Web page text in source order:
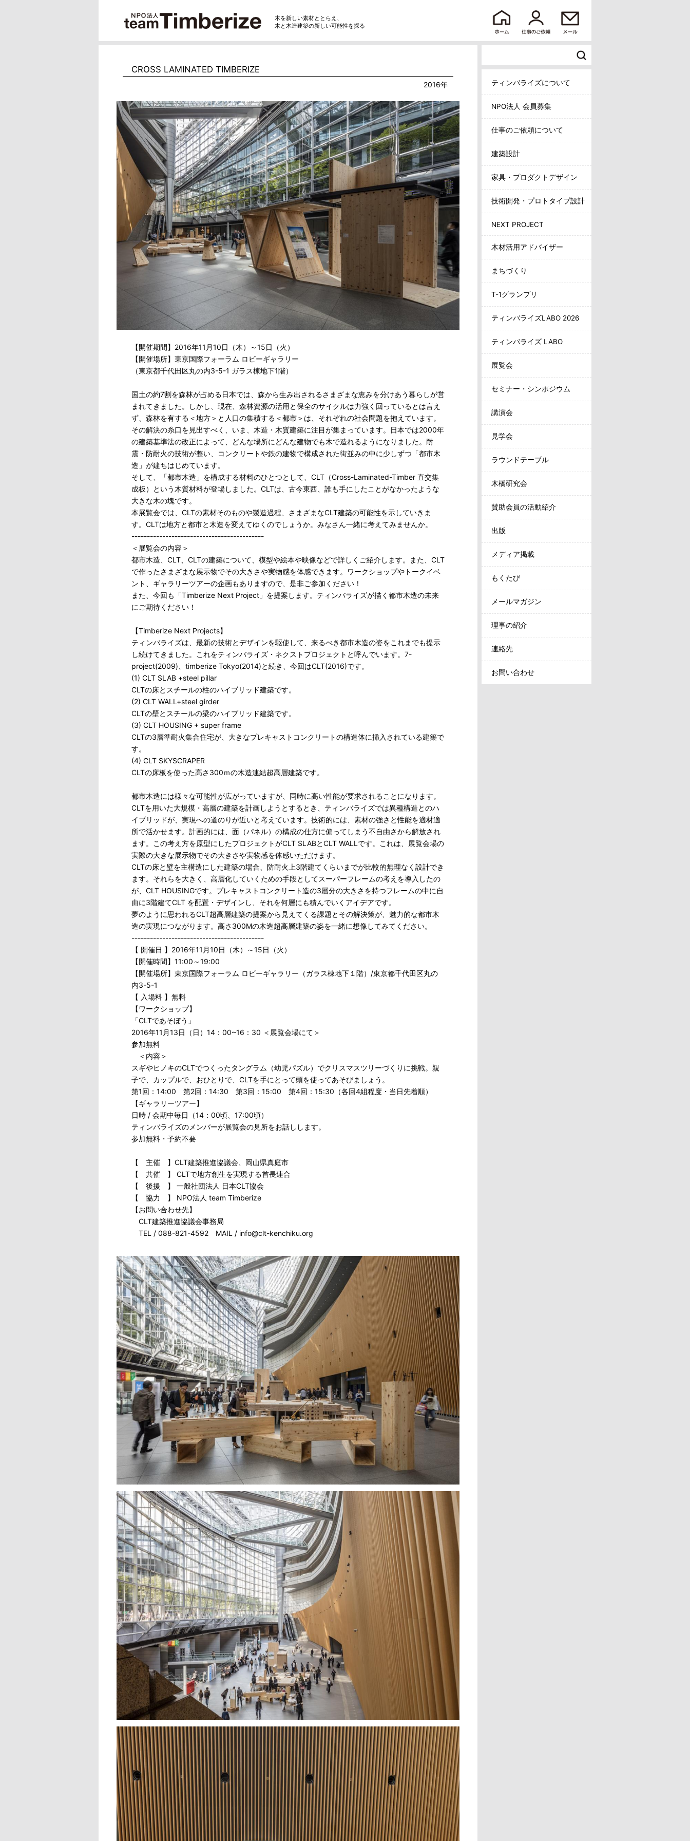
木を新しい素材ととらえ、
木と木造建築の新しい可能性を探る
ティンバライズについて
NPO法人 会員募集
仕事のご依頼について
建築設計
家具・プロダクトデザイン
技術開発・プロトタイプ設計
NEXT PROJECT
木材活用アドバイザー
まちづくり
T-1グランプリ
ティンバライズLABO 2026
ティンバライズ LABO
展覧会
セミナー・シンポジウム
講演会
見学会
ラウンドテーブル
木橋研究会
賛助会員の活動紹介
出版
メディア掲載
もくたび
メールマガジン
理事の紹介
連絡先
お問い合わせ
CROSS LAMINATED TIMBERIZE
2016年
【開催期間】2016年11月10日（木）～15日（火）
【開催場所】東京国際フォーラム ロビーギャラリー
（東京都千代田区丸の内3-5-1 ガラス棟地下1階）
国土の約7割を森林が占める日本では、森から生み出されるさまざまな恵みを分けあう暮らしが営
まれてきました。しかし、現在、森林資源の活用と保全のサイクルは力強く回っているとは言え
ず、森林を有する＜地方＞と人口の集積する＜都市＞は、それぞれの社会問題を抱えています。
その解決の糸口を見出すべく、いま、木造・木質建築に注目が集まっています。日本では2000年
の建築基準法の改正によって、どんな場所にどんな建物でも木で造れるようになりました。耐
震・防耐火の技術が整い、コンクリートや鉄の建物で構成された街並みの中に少しずつ「都市木
造」が建ちはじめています。
そして、「都市木造」を構成する材料のひとつとして、CLT（Cross-Laminated-Timber 直交集
成板）という木質材料が登場しました。CLTは、古今東西、誰も手にしたことがなかったような
大きな木の塊です。
本展覧会では、CLTの素材そのものや製造過程、さまざまなCLT建築の可能性を示していきま
す。CLTは地方と都市と木造を変えてゆくのでしょうか。みなさん一緒に考えてみませんか。
-------------------------------------------
＜展覧会の内容＞
都市木造、CLT、CLTの建築について、模型や絵本や映像などで詳しくご紹介します。また、CLT
で作ったさまざまな展示物でその大きさや実物感を体感できます。ワークショップやトークイベ
ント、ギャラリーツアーの企画もありますので、是非ご参加ください！
また、今回も「Timberize Next Project」を提案します。ティンバライズが描く都市木造の未来
にご期待ください！
【Timberize Next Projects】
ティンバライズは、最新の技術とデザインを駆使して、来るべき都市木造の姿をこれまでも提示
し続けてきました。これをティンバライズ・ネクストプロジェクトと呼んでいます。7-
project(2009)、timberize Tokyo(2014)と続き、今回はCLT(2016)です。
(1) CLT SLAB +steel pillar
CLTの床とスチールの柱のハイブリッド建築です。
(2) CLT WALL+steel girder
CLTの壁とスチールの梁のハイブリッド建築です。
(3) CLT HOUSING + super frame
CLTの3層準耐火集合住宅が、大きなプレキャストコンクリートの構造体に挿入されている建築で
す。
(4) CLT SKYSCRAPER
CLTの床板を使った高さ300ｍの木造連結超高層建築です。
都市木造には様々な可能性が広がっていますが、同時に高い性能が要求されることになります。
CLTを用いた大規模・高層の建築を計画しようとするとき、ティンバライズでは異種構造とのハ
イブリッドが、実現への道のりが近いと考えています。技術的には、素材の強さと性能を適材適
所で活かせます。計画的には、面（パネル）の構成の仕方に偏ってしまう不自由さから解放され
ます。この考え方を原型にしたプロジェクトがCLT SLABとCLT WALLです。これは、展覧会場の
実際の大きな展示物でその大きさや実物感を体感いただけます。
CLTの床と壁を主構造にした建築の場合、防耐火上3階建てくらいまでが比較的無理なく設計でき
ます。それらを大きく、高層化していくための手段としてスーパーフレームの考えを導入したの
が、CLT HOUSINGです。プレキャストコンクリート造の3層分の大きさを持つフレームの中に自
由に3階建てCLT を配置・デザインし、それを何層にも積んでいくアイデアです。
夢のように思われるCLT超高層建築の提案から見えてくる課題とその解決策が、魅力的な都市木
造の実現につながります。高さ300Mの木造超高層建築の姿を一緒に想像してみてください。
-------------------------------------------
【 開催日 】2016年11月10日（木）～15日（火）
【開催時間】11:00～19:00
【開催場所】東京国際フォーラム ロビーギャラリー（ガラス棟地下１階）/東京都千代田区丸の
内3-5-1
【 入場料 】無料
【ワークショップ】
「CLTであそぼう」
2016年11月13日（日）14：00~16：30 ＜展覧会場にて＞
参加無料
＜内容＞
スギやヒノキのCLTでつくったタングラム（幼児パズル）でクリスマスツリーづくりに挑戦。親
子で、カップルで、おひとりで、CLTを手にとって頭を使ってあそびましょう。
第1回：14:00 第2回：14:30 第3回：15:00 第4回：15:30（各回4組程度・当日先着順）
【ギャラリーツアー】
日時 / 会期中毎日（14：00頃、17:00頃）
ティンバライズのメンバーが展覧会の見所をお話しします。
参加無料・予約不要
【 主催 】CLT建築推進協議会、岡山県真庭市
【 共催 】 CLTで地方創生を実現する首長連合
【 後援 】 一般社団法人 日本CLT協会
【 協力 】 NPO法人 team Timberize
【お問い合わせ先】
CLT建築推進協議会事務局
TEL / 088-821-4592 MAIL / info@clt-kenchiku.org